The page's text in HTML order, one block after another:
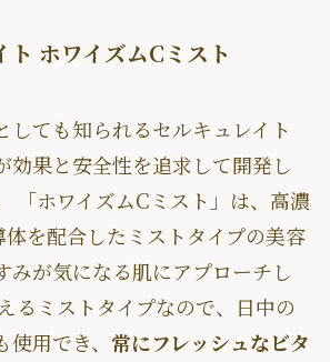
ホワイズムCミスト
しても知られるセルキュレイト
効果と安全性を追求して開発し
「ホワイズムCミスト」は、高濃
を配合したミストタイプの美容
みが気になる肌にアプローチし
るミストタイプなので、日中の
用でき、 常にフレッシュなビタ